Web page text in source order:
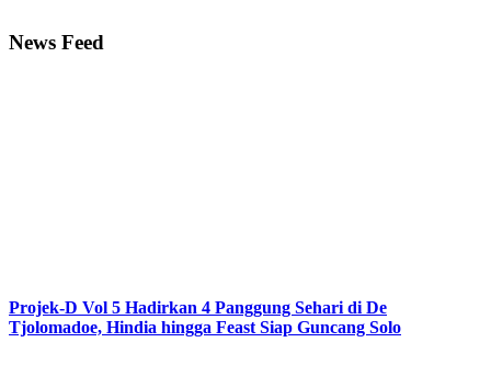
News Feed
Projek-D Vol 5 Hadirkan 4 Panggung Sehari di De
Tjolomadoe, Hindia hingga Feast Siap Guncang Solo